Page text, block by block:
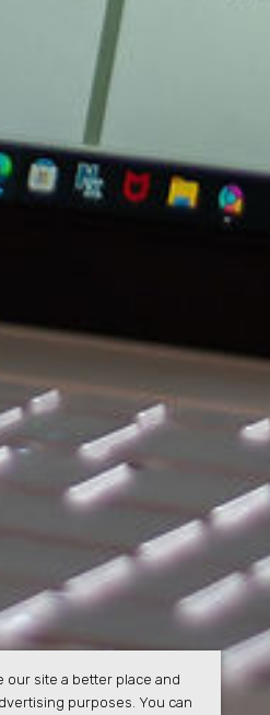
FÅRFULL
our site a better place and
purposes. You can